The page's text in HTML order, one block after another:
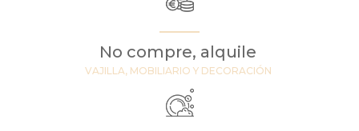
No compre, alquile
VAJILLA, MOBILIARIO Y DECORACIÓN